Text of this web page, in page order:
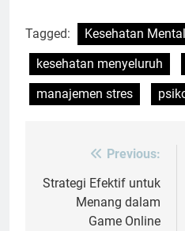
Tagged:
Kesehatan Mental
kesehatan menyeluruh
manajemen stres
navigation
Previous:
Strategi Efektif untuk
Menang dalam
Game Online